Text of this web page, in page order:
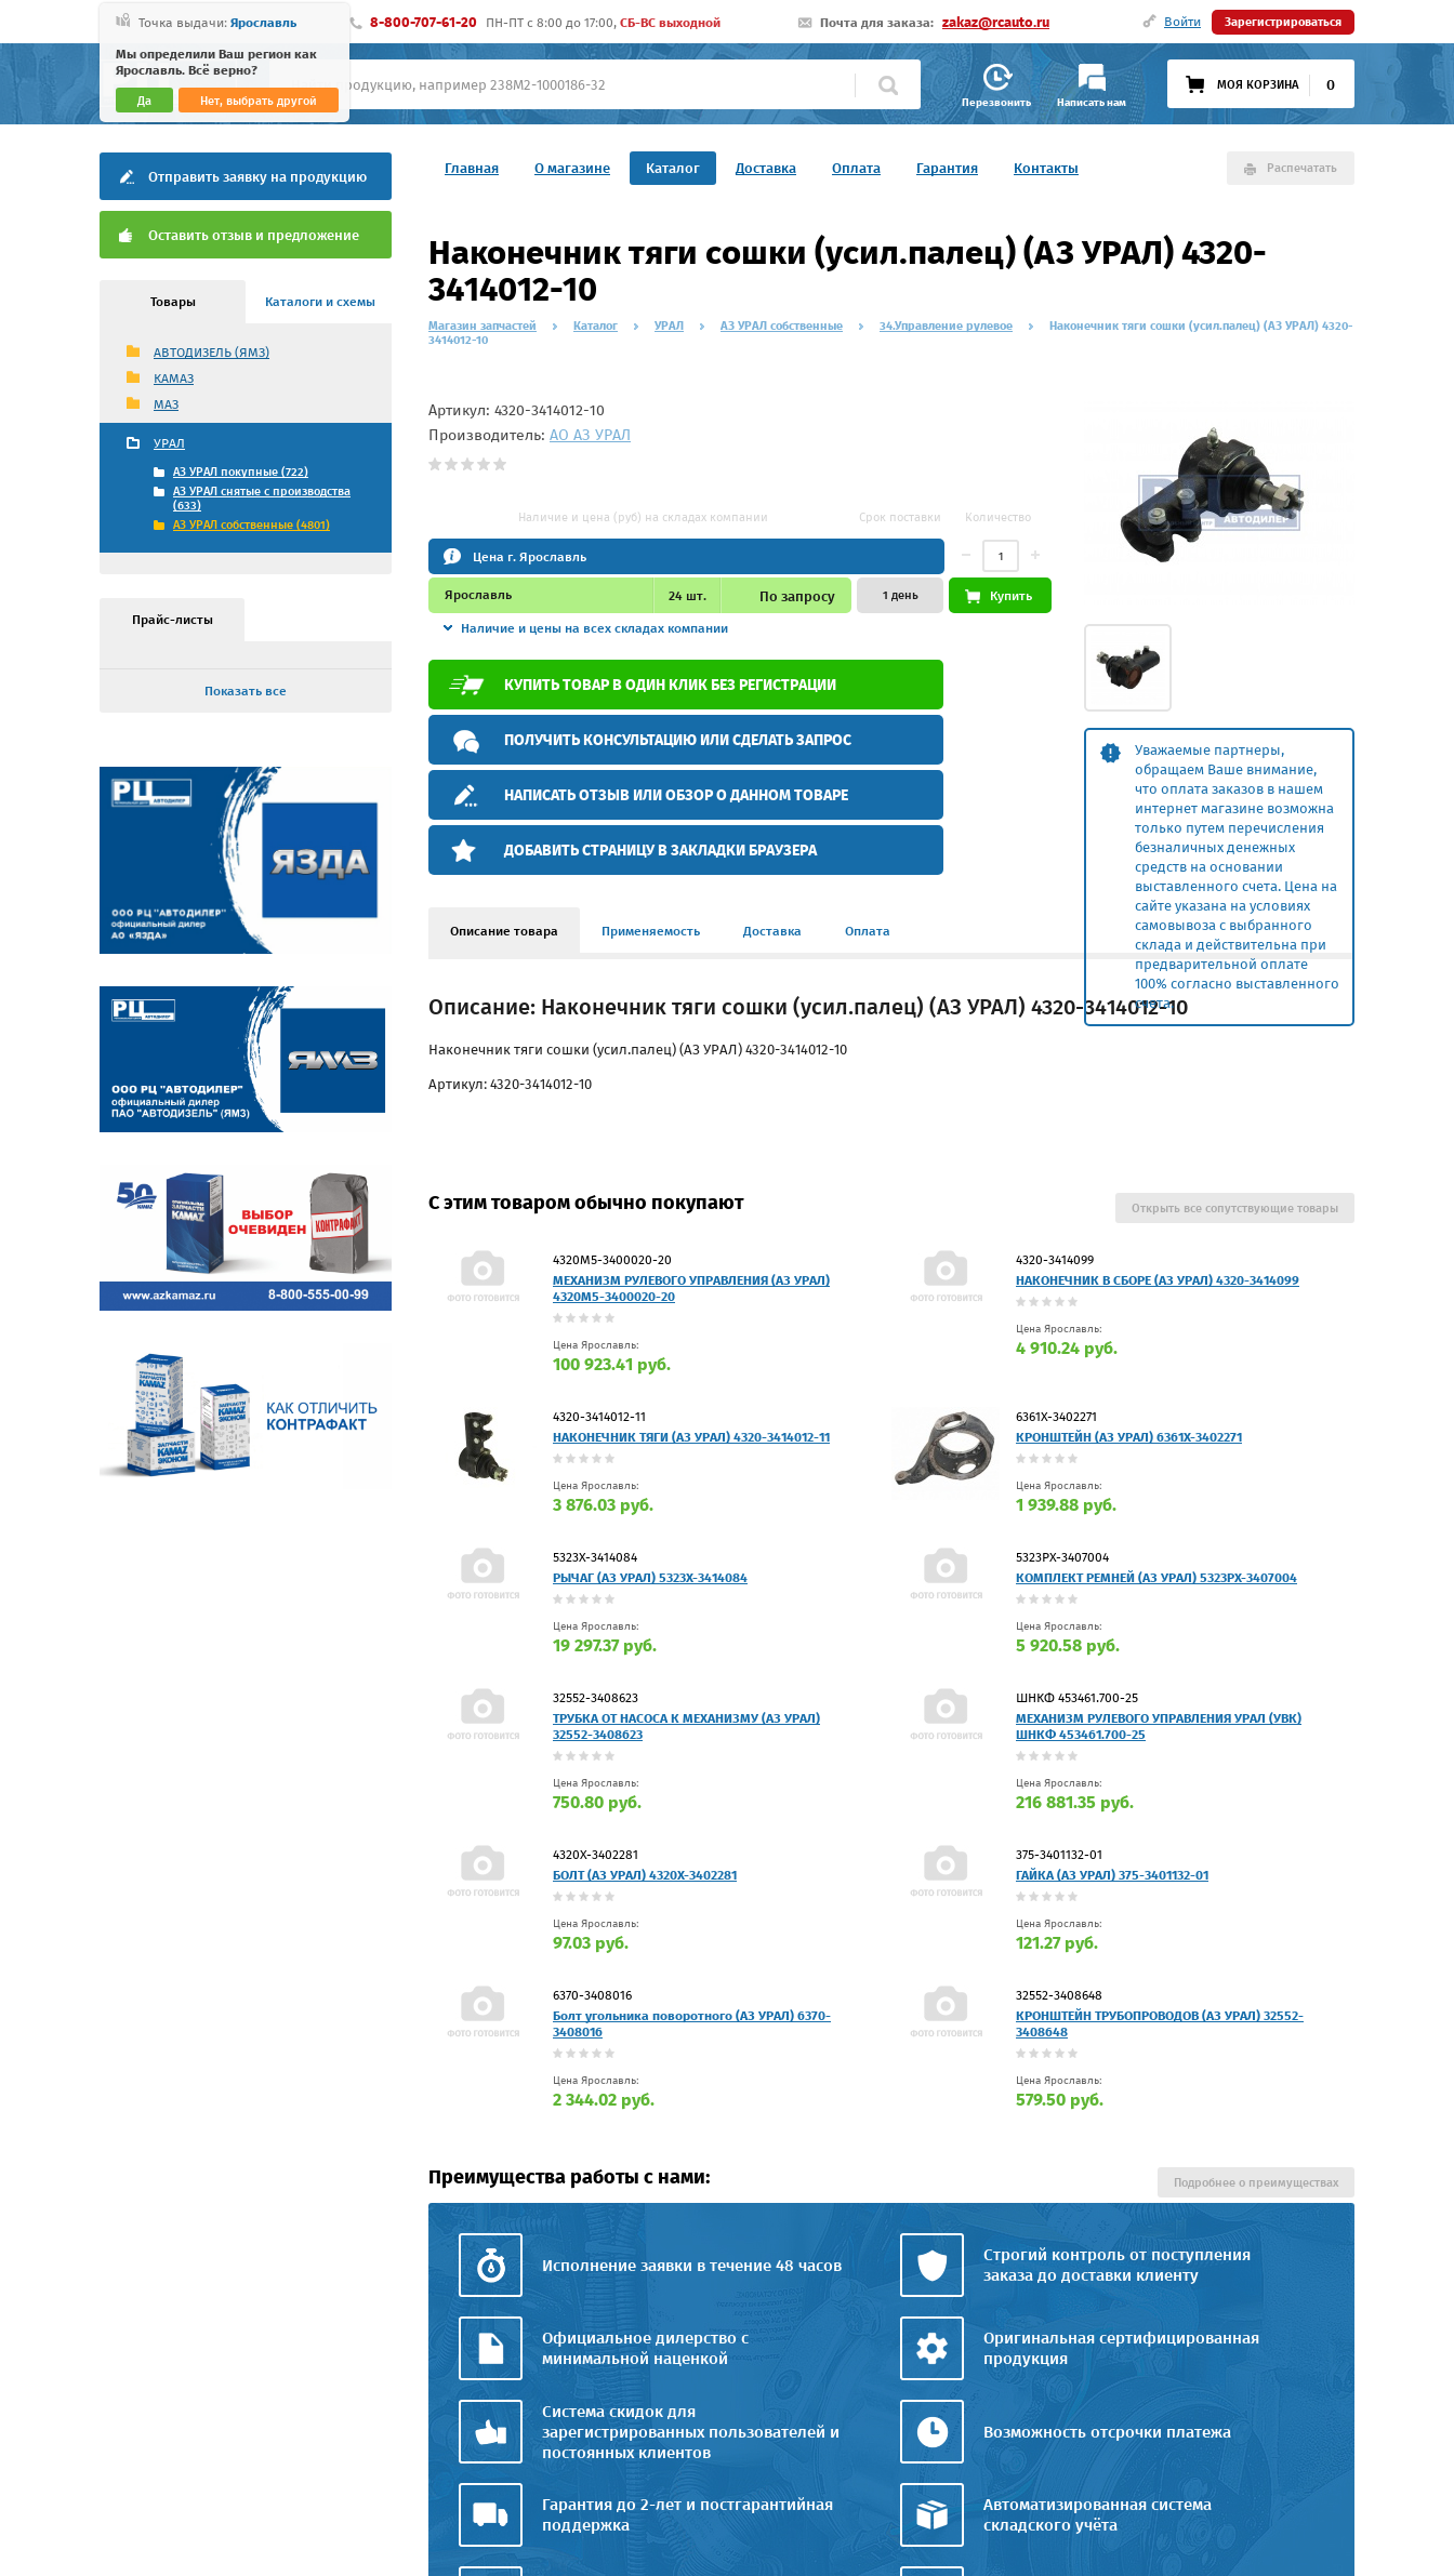
Точка выдачи: Ярославль
Мы определили Ваш регион как
Ярославль. Всё верно?
Да Нет, выбрать другой
8-800-707-61-20 ПН-ПТ c 8:00 до 17:00, СБ-ВС выходной Почта для заказа: zakaz@rcauto.ru Войти Зарегистрироваться
Перезвонить Написать нам
МОЯ КОРЗИНА 0
Главная О магазине Каталог Доставка Оплата Гарантия Контакты Распечатать
Отправить заявку на продукцию
Оставить отзыв и предложение
Товары Каталоги и схемы
АВТОДИЗЕЛЬ (ЯМЗ)
КАМАЗ
МАЗ
УРАЛ
АЗ УРАЛ покупные (722)
АЗ УРАЛ снятые с производства
(633)
АЗ УРАЛ собственные (4801)
Прайс-листы
Показать все
Наконечник тяги сошки (усил.палец) (АЗ УРАЛ) 4320-
3414012-10
Магазин запчастей Каталог УРАЛ АЗ УРАЛ собственные 34.Управление рулевое
Наконечник тяги сошки (усил.палец) (АЗ УРАЛ) 4320-
3414012-10
Уважаемые партнеры,
обращаем Ваше внимание,
что оплата заказов в нашем
интернет магазине возможна
только путем перечисления
безналичных денежных
средств на основании
выставленного счета. Цена на
сайте указана на условиях
самовывоза с выбранного
склада и действительна при
предварительной оплате
100% согласно выставленного
счета.
Артикул: 4320-3414012-10
Производитель: АО АЗ УРАЛ
Наличие и цена (руб) на складах компании Срок поставки Количество
Цена г. Ярославль
Ярославль 24шт. По запросу
Наличие и цены на всех складах компании
1 день Купить
КУПИТЬ ТОВАР В ОДИН КЛИК БЕЗ РЕГИСТРАЦИИ
ПОЛУЧИТЬ КОНСУЛЬТАЦИЮ ИЛИ СДЕЛАТЬ ЗАПРОС
НАПИСАТЬ ОТЗЫВ ИЛИ ОБЗОР О ДАННОМ ТОВАРЕ
ДОБАВИТЬ СТРАНИЦУ В ЗАКЛАДКИ БРАУЗЕРА
Описание товара Применяемость Доставка Оплата
Описание: Наконечник тяги сошки (усил.палец) (АЗ УРАЛ) 4320-3414012-10
Наконечник тяги сошки (усил.палец) (АЗ УРАЛ) 4320-3414012-10
Артикул: 4320-3414012-10
С этим товаром обычно покупают
4320М5-3400020-20
МЕХАНИЗМ РУЛЕВОГО УПРАВЛЕНИЯ (АЗ УРАЛ)
4320М5-3400020-20
Цена Ярославль:
100 923.41 руб.
4320-3414099
НАКОНЕЧНИК В СБОРЕ (АЗ УРАЛ) 4320-3414099
Цена Ярославль:
4 910.24 руб.
4320-3414012-11
НАКОНЕЧНИК ТЯГИ (АЗ УРАЛ) 4320-3414012-11
Цена Ярославль:
3 876.03 руб.
6361Х-3402271
КРОНШТЕЙН (АЗ УРАЛ) 6361Х-3402271
Цена Ярославль:
1 939.88 руб.
5323Х-3414084
РЫЧАГ (АЗ УРАЛ) 5323Х-3414084
Цена Ярославль:
19 297.37 руб.
5323РХ-3407004
КОМПЛЕКТ РЕМНЕЙ (АЗ УРАЛ) 5323РХ-3407004
Цена Ярославль:
5 920.58 руб.
32552-3408623
ТРУБКА ОТ НАСОСА К МЕХАНИЗМУ (АЗ УРАЛ)
32552-3408623
Цена Ярославль:
750.80 руб.
ШНКФ 453461.700-25
МЕХАНИЗМ РУЛЕВОГО УПРАВЛЕНИЯ УРАЛ (УВК)
ШНКФ 453461.700-25
Цена Ярославль:
216 881.35 руб.
4320Х-3402281
БОЛТ (АЗ УРАЛ) 4320Х-3402281
Цена Ярославль:
97.03 руб.
375-3401132-01
ГАЙКА (АЗ УРАЛ) 375-3401132-01
Цена Ярославль:
121.27 руб.
6370-3408016
Болт угольника поворотного (АЗ УРАЛ) 6370-
3408016
Цена Ярославль:
2 344.02 руб.
32552-3408648
КРОНШТЕЙН ТРУБОПРОВОДОВ (АЗ УРАЛ) 32552-
3408648
Цена Ярославль:
579.50 руб.
Открыть все сопутствующие товары
Преимущества работы с нами:
Исполнение заявки в течение 48 часов
Строгий контроль от поступления
заказа до доставки клиенту
Официальное дилерство с
минимальной наценкой
Оригинальная сертифицированная
продукция
Система скидок для
зарегистрированных пользователей и
постоянных клиентов
Возможность отсрочки платежа
Гарантия до 2-лет и постгарантийная
поддержка
Автоматизированная система
складского учёта
Подробнее о преимуществах